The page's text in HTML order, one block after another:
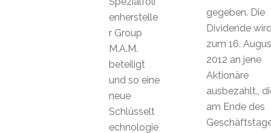
gegeben. Die
Dividende
zum 16.
2012 an jene
Aktionäre
ausbezahlt.,
am Ende des
enherstelle
r Group
M.A.M.
beteiligt
und so eine
neue
Schlüsselt
echnologie